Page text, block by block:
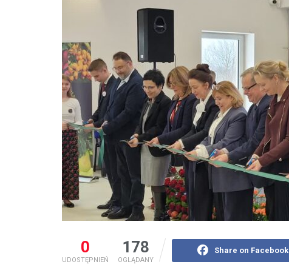
0
UDOSTĘPNIEŃ
178
OGLĄDANY
Share on Facebook